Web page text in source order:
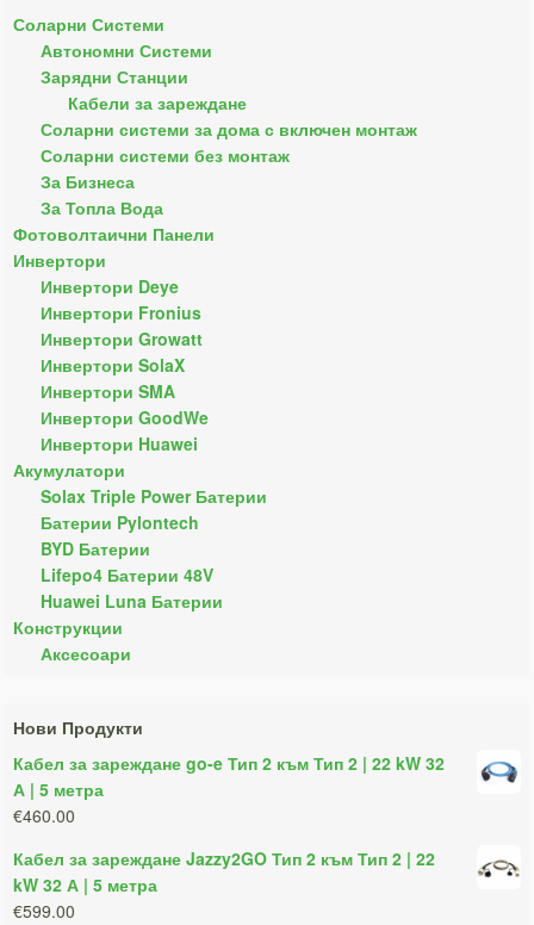
Соларни Системи
Автономни Системи
Зарядни Станции
Кабели за зареждане
Соларни системи за дома с включен монтаж
Соларни системи без монтаж
За Бизнеса
За Топла Вода
Фотоволтаични Панели
Инвертори
Инвертори Deye
Инвертори Fronius
Инвертори Growatt
Инвертори SolaX
Инвертори SMA
Инвертори GoodWe
Инвертори Huawei
Акумулатори
Solax Triple Power Батерии
Батерии Pylontech
BYD Батерии
Lifepo4 Батерии 48V
Huawei Luna Батерии
Конструкции
Аксесоари
Нови Продукти
Кабел за зареждане go-e Тип 2 към Тип 2 | 22 kW 32
А | 5 метра
€460.00
Кабел за зареждане Jazzy2GO Тип 2 към Тип 2 | 22
kW 32 А | 5 метра
€599.00